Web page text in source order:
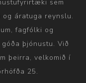
sem
áratuga reynslu.
fagfólki og
þjónustu. Við
þeirra, velkomið í
25.